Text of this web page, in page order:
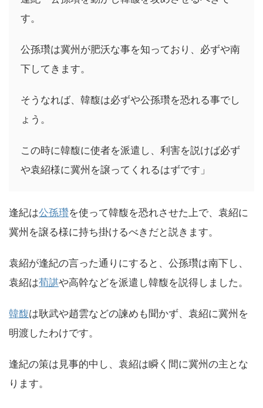
す。
公孫瓚は冀州が肥沃な事を知っており、必ずや南
下してきます。
そうなれば、韓馥は必ずや公孫瓚を恐れる事でし
ょう。
この時に韓馥に使者を派遣し、利害を説けば必ず
や袁紹様に冀州を譲ってくれるはずです」
逢紀は公孫瓚を使って韓馥を恐れさせた上で、袁紹に
冀州を譲る様に持ち掛けるべきだと説きます。
袁紹が逢紀の言った通りにすると、公孫瓚は南下し、
袁紹は荀諶や高幹などを派遣し韓馥を説得しました。
韓馥は耿武や趙雲などの諫めも聞かず、袁紹に冀州を
明渡したわけです。
逢紀の策は見事的中し、袁紹は瞬く間に冀州の主とな
ります。